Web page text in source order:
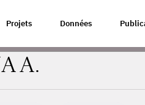
Projets Données
A.